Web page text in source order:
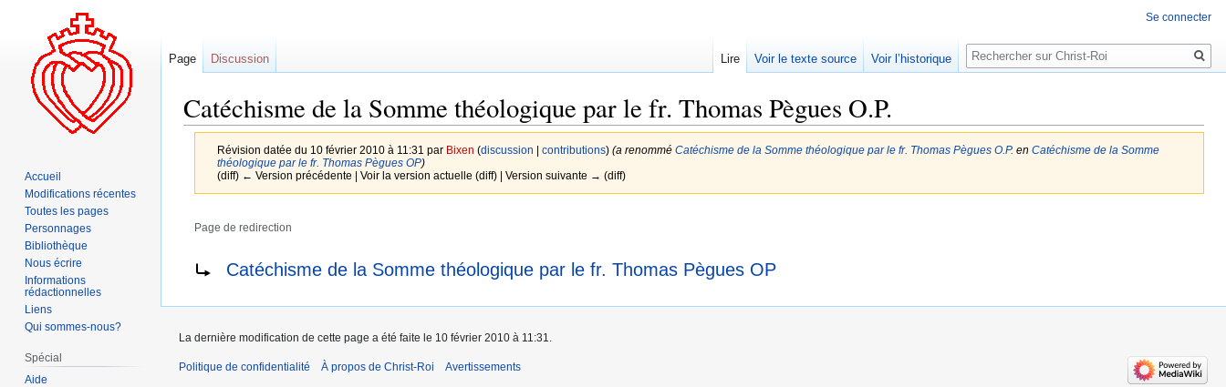
Catéchisme de la Somme théologique par le fr. Thomas Pègues O.P.
Révision datée du 10 février 2010 à 11:31 par Bixen (discussion contributions) (a renommé Catéchisme de la Somme théologique par le fr. Thomas Pègues O.P. en Catéchisme de la Somme
théologique par le fr. Thomas Pègues OP)
(diff) ← Version précédente | Voir la version actuelle (diff) | Version suivante → (diff)
Page de redirection
Rediriger vers :Catéchisme de la Somme théologique par le fr. Thomas Pègues OP
Se connecter
Page Discussion Lire Voir le texte source Voir l’historique
Rechercher
Accueil
Modifications récentes
Toutes les pages
Personnages
Bibliothèque
Nous écrire
Informations
rédactionnelles
Liens
Qui sommes-nous?
Spécial
Aide
La dernière modification de cette page a été faite le 10 février 2010 à 11:31.
Politique de confidentialité À propos de Christ-Roi Avertissements